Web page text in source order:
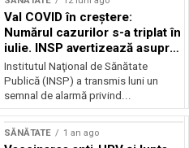
Val COVID în creștere:
Numărul cazurilor s-a triplat în
iulie. INSP avertizează asupra
unui nou val de infectări
Institutul Naţional de Sănătate
Publică (INSP) a transmis luni un
semnal de alarmă privind...
SĂNĂTATE 1 an ago